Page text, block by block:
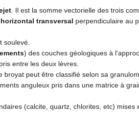
. Il est la somme vectorielle des trois
transversal perpendiculaire au
soulevé.
) des couches géologiques à
entre les deux lèvres.
peut être classifié selon sa
anguleux pris dans une matrice à
(calcite, quartz, chlorites, etc) mises